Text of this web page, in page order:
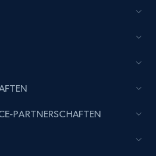
count item, Initial
products using
PARTNERSCHAFTEN